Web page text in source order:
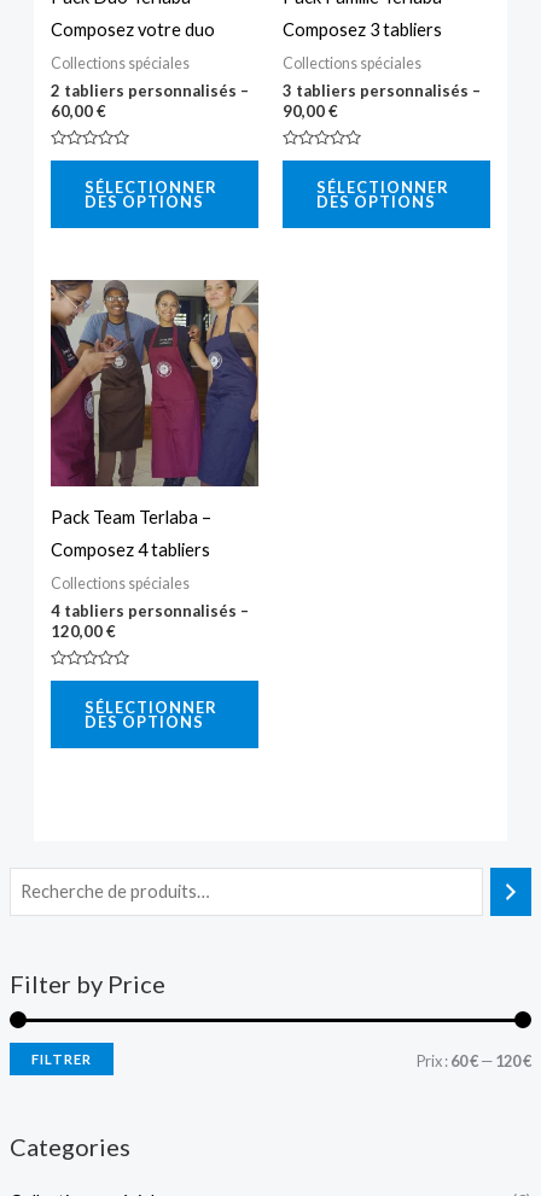
Filter by Price
FILTRER Prix :60 €—120 €
Categories
Composez votre duo
Collections spéciales
2 tabliers personnalisés –
60,00€
Note
SÉLECTIONNER
DES OPTIONS
Composez 3 tabliers
Collections spéciales
3 tabliers personnalisés –
90,00€
Note
SÉLECTIONNER
DES OPTIONS
Pack Team Terlaba –
Composez 4 tabliers
Collections spéciales
4 tabliers personnalisés –
120,00€
Note
SÉLECTIONNER
DES OPTIONS